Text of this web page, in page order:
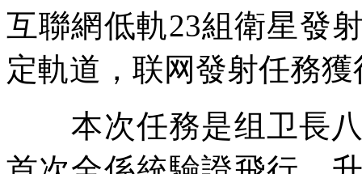
互聯網低軌23組衛星發
定軌道，联网發射任務
本次任務是组卫長八